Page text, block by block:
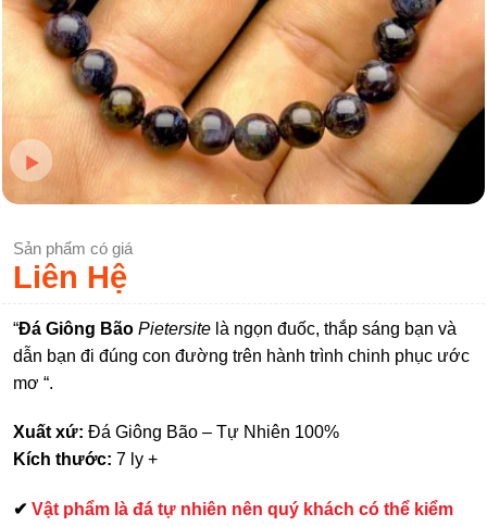
Sản phẩm có giá
Liên Hệ
“Đá Giông Bão Pietersite là ngọn đuốc, thắp sáng bạn và
dẫn bạn đi đúng con đường trên hành trình chinh phục ước
mơ “.
Xuất xứ: Đá Giông Bão – Tự Nhiên 100%
Kích thước: 7 ly +
✔ Vật phẩm là đá tự nhiên nên quý khách có thể kiểm